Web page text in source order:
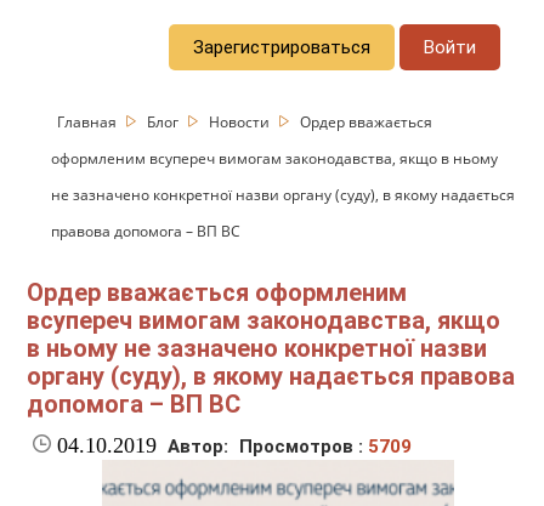
Зарегистрироваться Войти
Главная Блог Новости
Ордер вважається
оформленим всупереч вимогам законодавства, якщо в ньому
не зазначено конкретної назви органу (суду), в якому надається
правова допомога – ВП ВС
Ордер вважається оформленим
всупереч вимогам законодавства, якщо
в ньому не зазначено конкретної назви
органу (суду), в якому надається правова
допомога – ВП ВС
04.10.2019 Автор: Просмотров : 5709